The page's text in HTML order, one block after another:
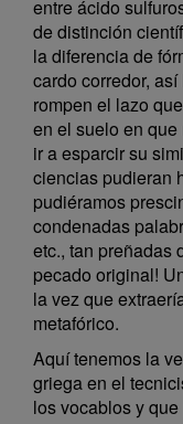
entre ácido
de distinción
la diferencia de
cardo corredor,
rompen el lazo
en el suelo en
ir a esparcir su
ciencias pudieran
pudiéramos
condenadas
etc., tan preñadas
pecado original!
la vez que
metafórico.
Aquí tenemos la
griega en el
los vocablos y